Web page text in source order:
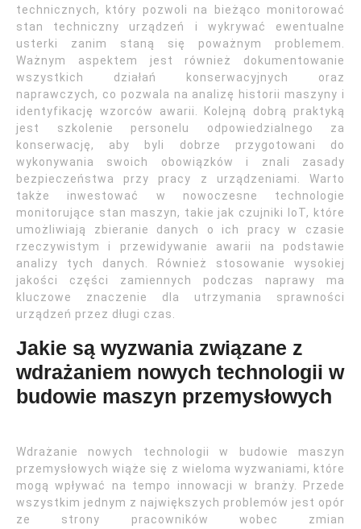
technicznych, który pozwoli na bieżąco monitorować
stan techniczny urządzeń i wykrywać ewentualne
usterki zanim staną się poważnym problemem.
Ważnym aspektem jest również dokumentowanie
wszystkich działań konserwacyjnych oraz
naprawczych, co pozwala na analizę historii maszyny i
identyfikację wzorców awarii. Kolejną dobrą praktyką
jest szkolenie personelu odpowiedzialnego za
konserwację, aby byli dobrze przygotowani do
wykonywania swoich obowiązków i znali zasady
bezpieczeństwa przy pracy z urządzeniami. Warto
także inwestować w nowoczesne technologie
monitorujące stan maszyn, takie jak czujniki IoT, które
umożliwiają zbieranie danych o ich pracy w czasie
rzeczywistym i przewidywanie awarii na podstawie
analizy tych danych. Również stosowanie wysokiej
jakości części zamiennych podczas naprawy ma
kluczowe znaczenie dla utrzymania sprawności
urządzeń przez długi czas.
Jakie są wyzwania związane z
wdrażaniem nowych technologii w
budowie maszyn przemysłowych
Wdrażanie nowych technologii w budowie maszyn
przemysłowych wiąże się z wieloma wyzwaniami, które
mogą wpływać na tempo innowacji w branży. Przede
wszystkim jednym z największych problemów jest opór
ze strony pracowników wobec zmian